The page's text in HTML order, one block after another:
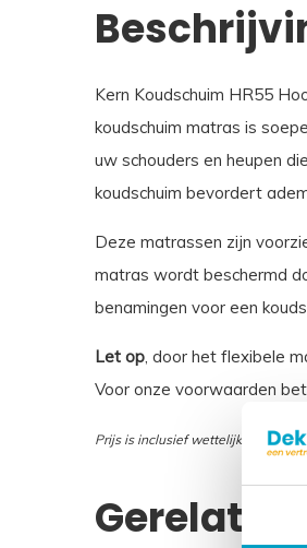
Kern Koudschuim HR55
koudschuim matras is
uw schouders en heupen
koudschuim bevordert
Deze matrassen zijn
matras wordt beschermd
benamingen voor een
Let op, door het flexibele
Voor onze voorwaarden
Prijs is inclusief wettelijke